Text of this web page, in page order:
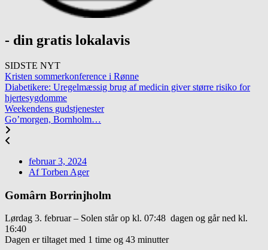
- din gratis lokalavis
SIDSTE NYT
Kristen sommerkonference i Rønne
Diabetikere: Uregelmæssig brug af medicin giver større risiko for
hjertesygdomme
Weekendens gudstjenester
Go’morgen, Bornholm…
februar 3, 2024
AfTorben Ager
Gomârn Borrinjholm
Lørdag 3. februar – Solen står op kl. 07:48 dagen og går ned kl.
16:40
Dagen er tiltaget med 1 time og 43 minutter